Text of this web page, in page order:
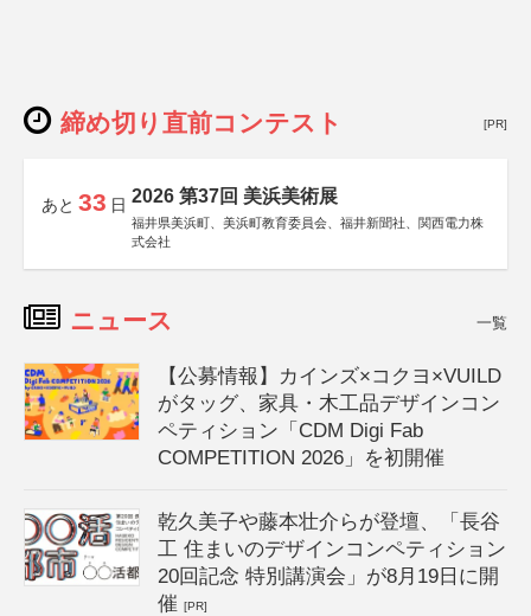
締め切り直前コンテスト [PR]
あと 33 日 2026 第37回 美浜美術展
福井県美浜町、美浜町教育委員会、福井新聞社、関西電力株
式会社
ニュース 一覧
【公募情報】カインズ×コクヨ×VUILD
がタッグ、家具・木工品デザインコン
ペティション「CDM Digi Fab
COMPETITION 2026」を初開催
乾久美子や藤本壮介らが登壇、「長谷
工 住まいのデザインコンペティション
20回記念 特別講演会」が8月19日に開
催[PR]